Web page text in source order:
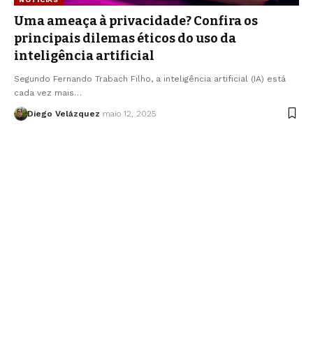
Uma ameaça à privacidade? Confira os
principais dilemas éticos do uso da
inteligência artificial
Segundo Fernando Trabach Filho, a inteligência artificial (IA) está
cada vez mais…
Diego Velázquez maio 12, 2025